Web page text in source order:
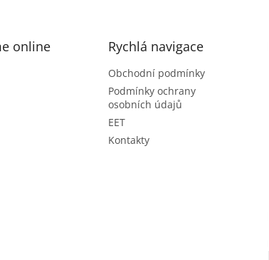
online Rychlá navigace
Obchodní podmínky
Podmínky ochrany
osobních údajů
EET
Kontakty